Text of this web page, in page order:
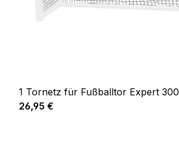
1 Tornetz für Fußballtor Expert 300
Regulärer Preis:
26,95 €